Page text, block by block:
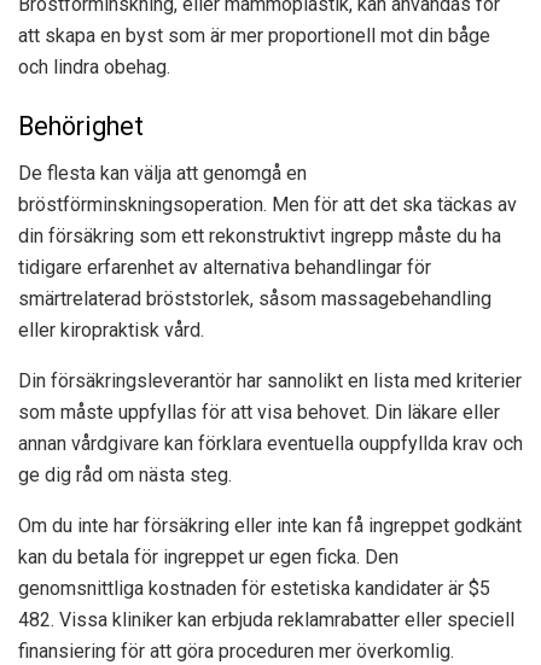
att skapa en byst som är mer proportionell mot din båge
och lindra obehag.
Behörighet
De flesta kan välja att genomgå en
bröstförminskningsoperation. Men för att det ska täckas av
din försäkring som ett rekonstruktivt ingrepp måste du ha
tidigare erfarenhet av alternativa behandlingar för
smärtrelaterad bröststorlek, såsom massagebehandling
eller kiropraktisk vård.
Din försäkringsleverantör har sannolikt en lista med kriterier
som måste uppfyllas för att visa behovet. Din läkare eller
annan vårdgivare kan förklara eventuella ouppfyllda krav och
ge dig råd om nästa steg.
Om du inte har försäkring eller inte kan få ingreppet godkänt
kan du betala för ingreppet ur egen ficka. Den
genomsnittliga kostnaden för estetiska kandidater är $5
482. Vissa kliniker kan erbjuda reklamrabatter eller speciell
finansiering för att göra proceduren mer överkomlig.